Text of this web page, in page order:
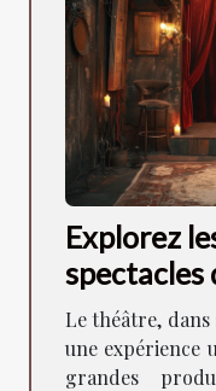
Explorez
spectacles
intimistes
Le théâtre,
une expérience
grandes